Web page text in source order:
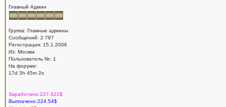
Главный Админ
Группа: Главные админы
Сообщений: 2 787
Регистрация: 15.1.2006
Из: Москва
Пользователь №: 1
На форуме:
17d 3h 45m 2s
Заработано:227.421$
Выплачено:224.54$